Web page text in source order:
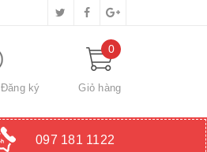
Đăng ký
0
Giỏ hàng
097 181 1122